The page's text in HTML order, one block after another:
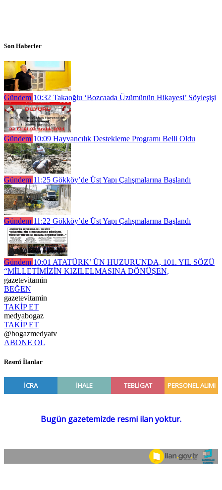
Son Haberler
Gündem 10:32 Takaoğlu ‘Bozcaada Üzümünün Hikayesi’ Söyleşişi
Gündem 10:09 Hayvancılık Destekleme Programı Belli Oldu
Gündem 11:25 Gökköy’de Üst Yapı Çalışmalarına Başlandı
Gündem 11:22 Gökköy’de Üst Yapı Çalışmalarına Başlandı
Gündem 10:01 ATATÜRK’ ÜN HUZURUNDA, 101. YIL SÖZÜ
“MİLLETİMİZİN KIZILELMASINA DÖNÜŞEN,
gazetevitamin
BEĞEN
gazetevitamin
TAKİP ET
medyabogaz
TAKİP ET
@bogazmedyatv
ABONE OL
Resmî İlanlar